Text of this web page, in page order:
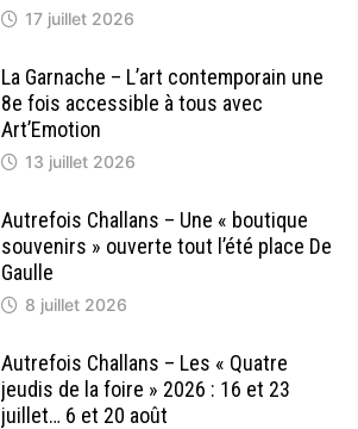
17 juillet 2026
La Garnache – L’art contemporain une
8e fois accessible à tous avec
Art’Emotion
13 juillet 2026
Autrefois Challans – Une « boutique
souvenirs » ouverte tout l’été place De
Gaulle
8 juillet 2026
Autrefois Challans – Les « Quatre
jeudis de la foire » 2026 : 16 et 23
juillet… 6 et 20 août